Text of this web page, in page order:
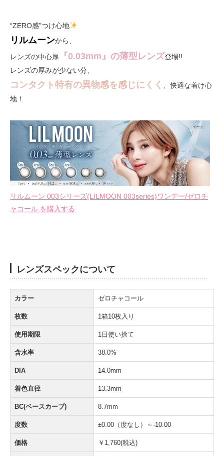
“ZERO感”つけ心地
リルムーンから、
レンズの中心厚
『0.03mm』の薄型レンズ登場!!
レンズの厚みが少ない分、
コンタクト特有の異物感を感じにくく
、快適な着け心
地！
リルムーン 003シリーズ(LILMOON 003series)ワンデー/ゼロチ
ャコール を購入する
レンズスペックについて
カラー ゼロチャコール
枚数 1箱10枚入り
使用期限 1日使い捨て
含水率 38.0%
DIA 14.0mm
着色直径 13.3mm
BC(ベースカーブ) 8.7mm
度数 ±0.00（度なし）～-10.00
価格 ￥1,760(税込)